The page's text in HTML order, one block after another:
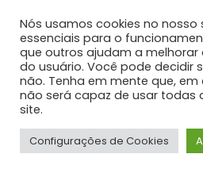
Nós usamos cookies no nosso
essenciais para o
que outros ajudam a melhorar
do usuário. Você pode decidir
não. Tenha em mente que,
não será capaz de usar todas
site.
Configurações de Cookies